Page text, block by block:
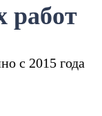
работ
с 2015 года